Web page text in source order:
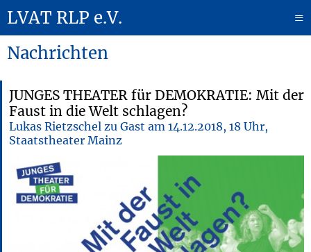
LVAT RLP e.V.
≡
Nachrichten
JUNGES THEATER für DEMOKRATIE: Mit der
Faust in die Welt schlagen?
Lukas Rietzschel zu Gast am 14.12.2018, 18 Uhr,
Staatstheater Mainz